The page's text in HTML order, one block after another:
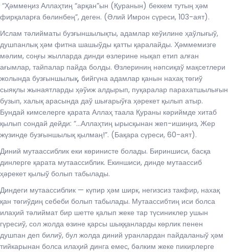
“Ҳәммеңиз Аллаҳтиң “арқан”ын (Қуранын) беккем тутың ҳәм
фирқаларға бөлинбең”, деген. (Әлий Имрон сүреси, 103-аят).
Ислам тәлийматы бузғыншылықты, адамлар кеўилине ҳаўлығыў,
душпанлық ҳәм фитна шашыўды қатты қаралайды. Ҳәммемизге
мәлим, соңғы жылларда динди өзлерине нықап етип алған
ағымлар, тайпалар пайда болды. Өзлериниң нәпсиқаў мақсетлери
жолында бузғыншылық, бийгүна адамлар қанын нахақ төгиў
сыяқлы жынаятларды ҳәўиж алдырып, пуқаралар парахатшылығын
бузып, халық арасында даў шығарыўға ҳәрекет қылып атыр.
Бундай кимселерге қарата Аллаҳ таала Қураны кәриймде хитаб
қылып сондай дейди: “…Аллаҳтиң ырысқынан жеп-ишиңиз, Жер
жүзинде бузғыншылық қылмаң!”. (Бақара сүреси, 60-аят).
Диний мутаассиблик еки көринисте болады. Бириншиси, басқа
динлерге қарата мутаассиблик. Екиншиси, динде мутаассиб
ҳәрекет қылыў болып табылады.
Диндеги мутаассиблик — күпир ҳәм ширк, негизсиз такфир, нахақ
қан төгиўдиң себеби болып табылады. Мутаассибтиң иси болса
илаҳий тәлиймат бир шетте қалып жеке тар түсиниклер ушын
гүресиў, сол жолда өзине қарсы шыққанларды көрлик пенен
душпан деп билиў, бул жолда диний уранлардан пайдаланыў ҳәм
тийкарынан болса илаҳий динга емес, бәлким жеке пикирлерге